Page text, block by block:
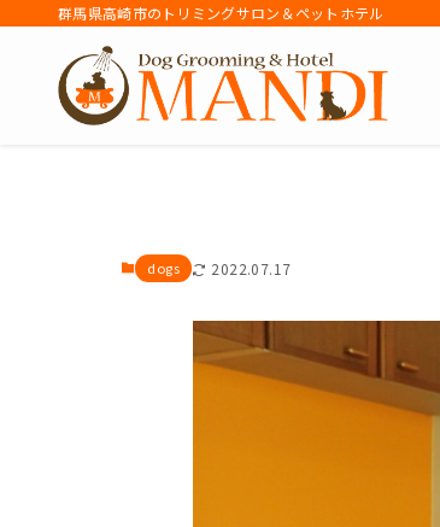
群馬県高崎市のトリミングサロン＆ペットホテル
dogs 2022.07.17